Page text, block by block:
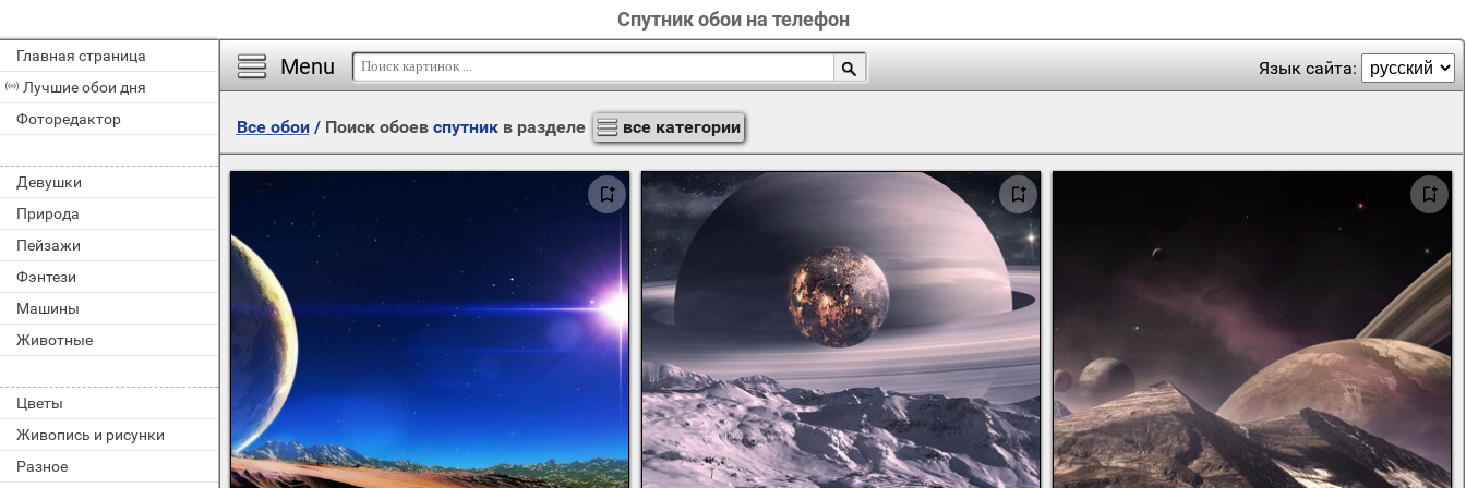
Спутник обои на телефон
Главная страница
Лучшие обои дня
Фоторедактор
Девушки
Природа
Пейзажи
Фэнтези
Машины
Животные
Цветы
Живопись и рисунки
Разное
Menu Язык сайта:
Все обои/ Поиск обоев спутникв разделе все категории